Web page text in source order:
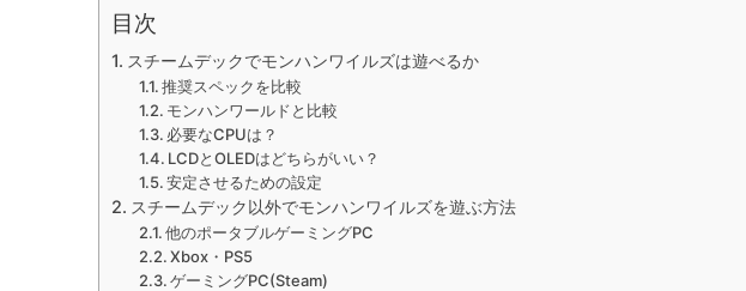
目次
スチームデックでモンハンワイルズは遊べるか
推奨スペックを比較
モンハンワールドと比較
必要なCPUは？
LCDとOLEDはどちらがいい？
安定させるための設定
スチームデック以外でモンハンワイルズを遊ぶ方法
他のポータブルゲーミングPC
Xbox・PS5
ゲーミングPC(Steam)